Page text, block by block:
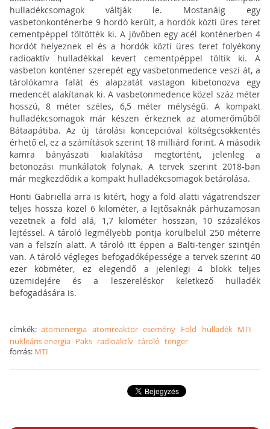
hulladékcsomagok váltják le. Mostanáig egy
vasbetonkonténerbe 9 hordó került, a hordók közti üres teret
cementpéppel töltötték ki. A jövőben egy acél konténerben 4
hordót helyeznek el és a hordók közti üres teret folyékony
radioaktív hulladékkal kevert cementpéppel töltik ki. A
vasbeton konténer szerepét egy vasbetonmedence veszi át, a
tárolókamra falát és alapzatát vastagon kibetonozva egy
medencét alakítanak ki. A vasbetonmedence közel száz méter
hosszú, 8 méter széles, 6,5 méter mélységű. A kompakt
hulladékcsomagok már készen érkeznek az atomerőműből
Bátaapátiba. Az új tárolási koncepcióval költségcsökkentés
érhető el, ez a számítások szerint 18 milliárd forint. A második
kamra bányászati kialakítása megtörtént, jelenleg a
betonozási munkálatok folynak. A tervek szerint 2018-ban
már megkezdődik a kompakt hulladékcsomagok betárolása.
Honti Gabriella arra is kitért, hogy a föld alatti vágatrendszer
teljes hossza közel 6 kilométer, a lejtősaknák párhuzamosan
vezetnek a föld alá, 1,7 kilométer hosszan, 10 százalékos
lejtéssel. A tároló legmélyebb pontja körülbelül 250 méterre
van a felszín alatt. A tároló itt éppen a Balti-tenger szintjén
van. A tároló végleges befogadóképessége a tervek szerint 40
ezer köbméter, ez elegendő a jelenlegi 4 blokk teljes
üzemidejére és a leszereléskor keletkező hulladék
befogadására is.
címkék:atomenergia atomreaktor esemény Föld hulladék MTI
nukleáris energia Paks radioaktív tároló tenger
forrás: MTI